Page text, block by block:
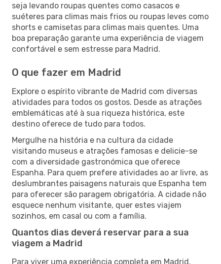
seja levando roupas quentes como casacos e
suéteres para climas mais frios ou roupas leves como
shorts e camisetas para climas mais quentes. Uma
boa preparação garante uma experiência de viagem
confortável e sem estresse para Madrid.
O que fazer em Madrid
Explore o espírito vibrante de Madrid com diversas
atividades para todos os gostos. Desde as atrações
emblemáticas até à sua riqueza histórica, este
destino oferece de tudo para todos.
Mergulhe na história e na cultura da cidade
visitando museus e atrações famosas e delicie-se
com a diversidade gastronómica que oferece
Espanha. Para quem prefere atividades ao ar livre, as
deslumbrantes paisagens naturais que Espanha tem
para oferecer são paragem obrigatória. A cidade não
esquece nenhum visitante, quer estes viajem
sozinhos, em casal ou com a família.
Quantos dias deverá reservar para a sua
viagem a Madrid
Para viver uma experiência completa em Madrid,